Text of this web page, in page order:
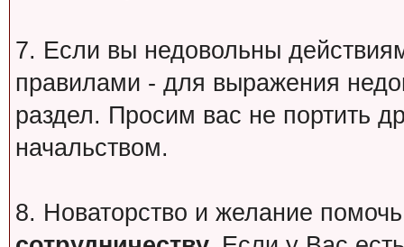
7. Если вы недовольны
правилами - для выражения
раздел. Просим вас не портить
начальством.
8. Новаторство и желание